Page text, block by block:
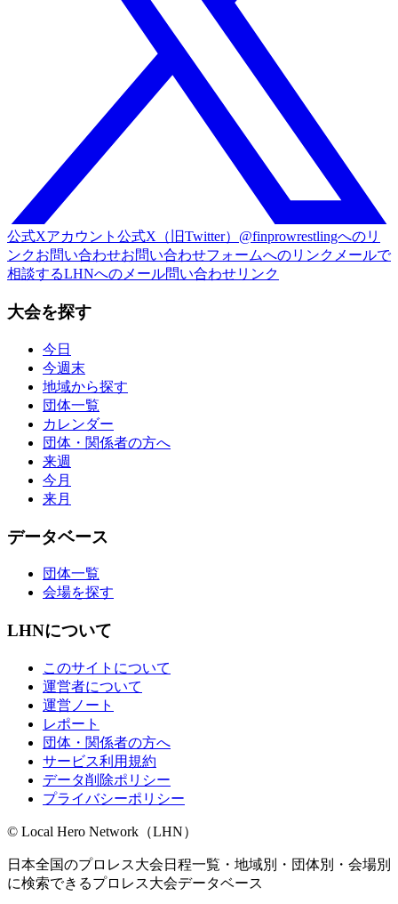
公式Xアカウント 公式X（旧Twitter）@finprowrestlingへのリ
ンクお問い合わせお問い合わせフォームへのリンク メールで
相談するLHNへのメール問い合わせリンク
大会を探す
今日
今週末
地域から探す
団体一覧
カレンダー
団体・関係者の方へ
来週
今月
来月
データベース
団体一覧
会場を探す
LHNについて
このサイトについて
運営者について
運営ノート
レポート
団体・関係者の方へ
サービス利用規約
データ削除ポリシー
プライバシーポリシー
© Local Hero Network（LHN）
日本全国のプロレス大会日程一覧・地域別・団体別・会場別
に検索できるプロレス大会データベース